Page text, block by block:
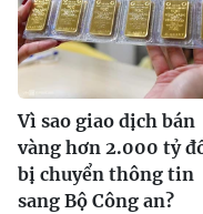
Vì sao giao dịch bán
vàng hơn 2.000 tỷ
bị chuyển thông tin
sang Bộ Công an?